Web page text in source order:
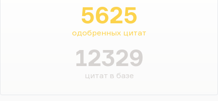
5625
одобренных цитат
12329
цитат в базе